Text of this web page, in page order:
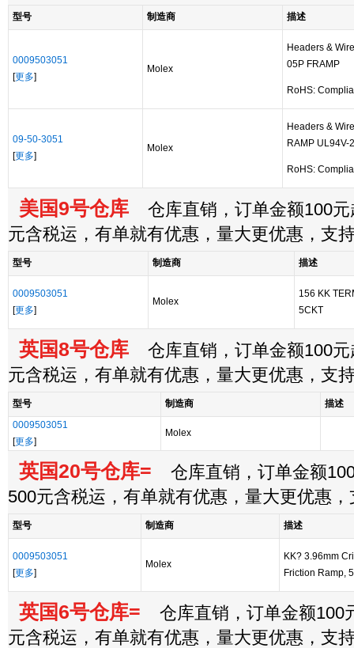
型号 制造商 描述
0009503051
[更多]
Molex
Headers &
05P FRAMP
RoHS:
09-50-3051
[更多]
Molex
Headers &
RAMP UL94V-2
RoHS:
美国9号仓库 仓库直销，订单金额100元
元含税运，有单就有优惠，量大更优惠，支
型号 制造商 描述
0009503051
[更多]
Molex
156 KK
5CKT
英国8号仓库 仓库直销，订单金额100元
元含税运，有单就有优惠，量大更优惠，支
型号 制造商
描述
0009503051
[更多]
Molex
英国20号仓库= 仓库直销，订单金额
500元含税运，有单就有优惠，量大更优惠
型号 制造商 描述
0009503051
[更多]
Molex
KK? 3.96mm
Friction Ramp,
英国6号仓库= 仓库直销，订单金额100
元含税运，有单就有优惠，量大更优惠，支